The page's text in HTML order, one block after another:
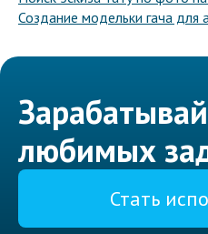
Создание модельки гача для
любимых
Стать